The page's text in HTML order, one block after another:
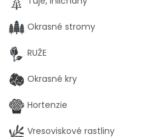
Okrasné stromy
RUŽE
Okrasné kry
Hortenzie
Vresoviskové rastliny